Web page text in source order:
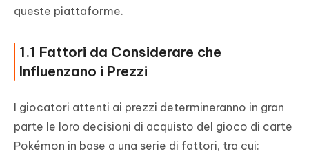
queste piattaforme.
1.1 Fattori da Considerare che
Influenzano i Prezzi
I giocatori attenti ai prezzi determineranno in gran
parte le loro decisioni di acquisto del gioco di carte
Pokémon in base a una serie di fattori, tra cui: